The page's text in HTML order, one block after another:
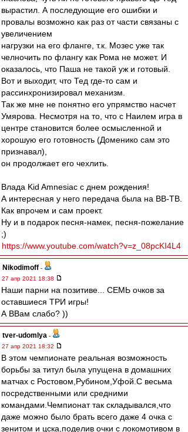
вырастил. А последующие его ошибки и
провалы возможно как раз от части связаны с
увеличением
нагрузки на его фланге, т.к. Мозес уже так
челночить по флангу как Рома не может. И
оказалось, что Паша не такой уж и готовый.
Вот и выходит, что Тед где-то сам и
рассинхронизировал механизм.
Так же мне не понятно его упрямство насчет
Умярова. Несмотря на то, что с Наилем игра в
центре становится более осмысленной и
хорошую его готовность (Доменико сам это
признавал),
он продолжает его чехлить.
Влада Kid Amnesiac с днем рождения!
А интересная у него передача была на ВВ-ТВ.
Как впрочем и сам проект.
Ну и в подарок песня-намек, песня-пожелание
;)
https://www.youtube.com/watch?v=z_08pcKI4L4
Nikodimoff -
27 апр 2021 18:38
Наши парни на позитиве... СЕМЬ очков за
оставшиеся ТРИ игры!
А ВВам слабо? ))
tver-udomlya -
27 апр 2021 18:32
В этом чемпионате реальная возможность
борьбы за титул была упущена в домашних
матчах с Ростовом,Рубином,Уфой.С весьма
посредственными или средними
командами.Чемпионат так складывался,что
даже можно было брать всего даже 4 очка с
зенитом и цска,поделив очки с локомотивом в